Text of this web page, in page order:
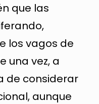
que las
los vagos de
una vez, a
de considerar
aunque